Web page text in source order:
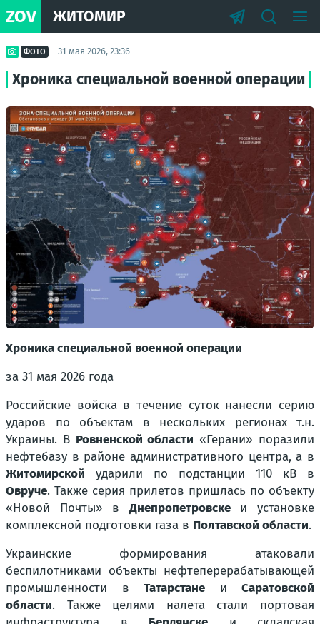
ZOV ЖИТОМИР
ФОТО 31 мая 2026, 23:36
Хроника специальной военной операции
Хроника специальной военной операции
за 31 мая 2026 года
Российские войска в течение суток нанесли серию
ударов по объектам в нескольких регионах т.н.
Украины. В Ровненской области «Герани» поразили
нефтебазу в районе административного центра, а в
Житомирской ударили по подстанции 110 кВ в
Овруче. Также серия прилетов пришлась по объекту
«Новой Почты» вДнепропетровскеи установке
комплексной подготовки газа в Полтавской области.
Украинские формирования атаковали
беспилотниками объекты нефтеперерабатывающей
промышленности в Татарстане и Саратовской
области. Также целями налета стали портовая